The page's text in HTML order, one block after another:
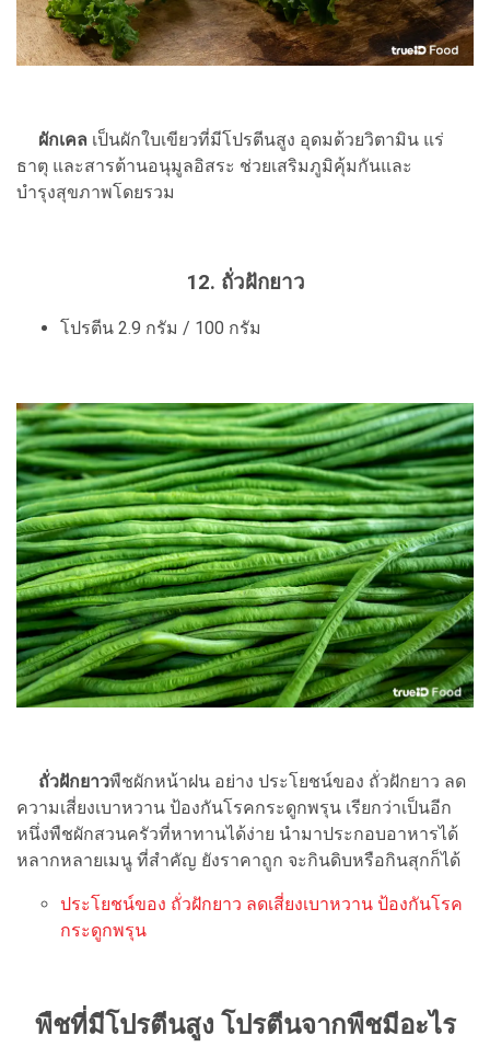
ผักเคล เป็นผักใบเขียวที่มีโปรตีนสูง อุดมด้วยวิตามิน แร่
ธาตุ และสารต้านอนุมูลอิสระ ช่วยเสริมภูมิคุ้มกันและ
บำรุงสุขภาพโดยรวม
12. ถั่วฝักยาว
โปรตีน 2.9 กรัม / 100 กรัม
ถั่วฝักยาวพืชผักหน้าฝน อย่าง ประโยชน์ของ ถั่วฝักยาว ลด
ความเสี่ยงเบาหวาน ป้องกันโรคกระดูกพรุน เรียกว่าเป็นอีก
หนึ่งพืชผักสวนครัวที่หาทานได้ง่าย นำมาประกอบอาหารได้
หลากหลายเมนู ที่สำคัญ ยังราคาถูก จะกินดิบหรือกินสุกก็ได้
ประโยชน์ของ ถั่วฝักยาว ลดเสี่ยงเบาหวาน ป้องกันโรค
กระดูกพรุน
พืชที่มีโปรตีนสูง โปรตีนจากพืชมีอะไร